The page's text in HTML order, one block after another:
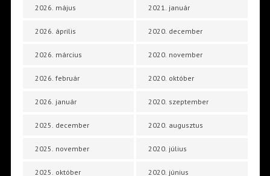
2026. május
2026. április
2026. március
2026. február
2026. január
2025. december
2025. november
2025. október
2021. január
2020. december
2020. november
2020. október
2020. szeptember
2020. augusztus
2020. július
2020. június